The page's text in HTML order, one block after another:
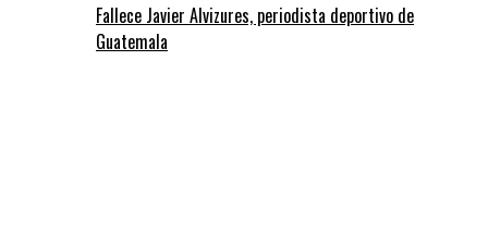
Fallece Javier Alvizures, periodista deportivo de
Guatemala